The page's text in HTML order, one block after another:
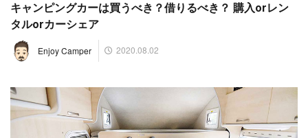
キャンピングカーは買うべき？借りるべき？ 購入orレン
タルorカーシェア
Enjoy Camper 2020.08.02